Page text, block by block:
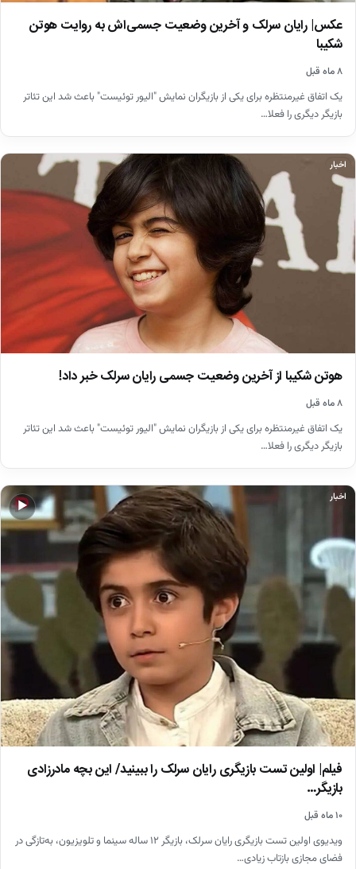
عکس| رایان سرلک و آخرین وضعیت‌ جسمی‌اش به روایت هوتن
شکیبا
۸ ماه قبل
یک اتفاق غیرمنتظره برای یکی از بازیگران‌ نمایش "الیور توئیست" باعث شد این تئاتر
بازیگر دیگری را فعلا…
اخبار
هوتن شکیبا از آخرین وضعیت‌ جسمی‌ رایان سرلک خبر داد!
۸ ماه قبل
یک اتفاق غیرمنتظره برای یکی از بازیگران‌ نمایش "الیور توئیست" باعث شد این تئاتر
بازیگر دیگری را فعلا…
▶
اخبار
فیلم| اولین تست بازیگری رایان سرلک را ببینید/ این بچه مادرزادی
بازیگر…
۱۰ ماه قبل
ویدیوی اولین تست بازیگری رایان سرلک، بازیگر ۱۲ ساله سینما و تلویزیون، به‌تازگی در
فضای مجازی بازتاب زیادی…